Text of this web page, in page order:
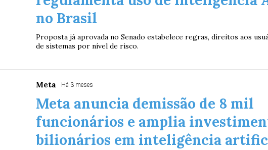
no Brasil
Proposta já aprovada no Senado estabelece regras, direitos aos
de sistemas por nível de risco.
Meta Há 3 meses
Meta anuncia demissão de 8 mil
funcionários e amplia
bilionários em inteligência